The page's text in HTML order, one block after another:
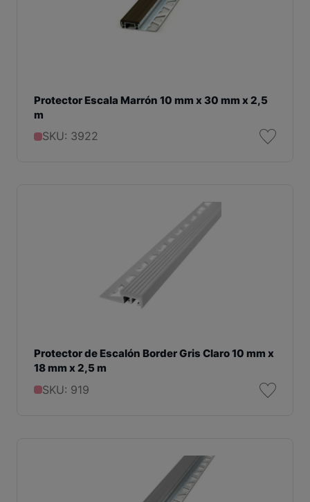
Protector Escala Marrón 10 mm x 30 mm x 2,5
m
SKU: 3922
Protector de Escalón Border Gris Claro 10 mm x
18 mm x 2,5 m
SKU: 919